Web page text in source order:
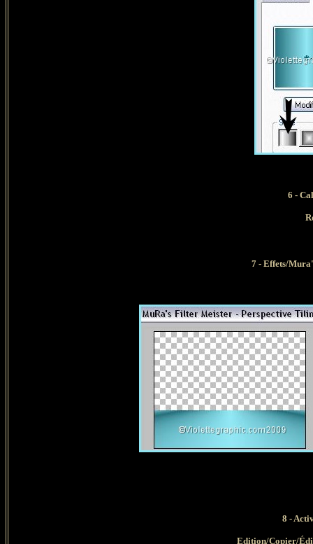
6 -
7 - Effets/
8 -
Edition/Copier/